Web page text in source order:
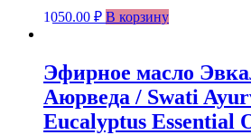
1050.00 ₽ В корзину
Эфирное масло
Аюрведа / Swati
Eucalyptus Essential